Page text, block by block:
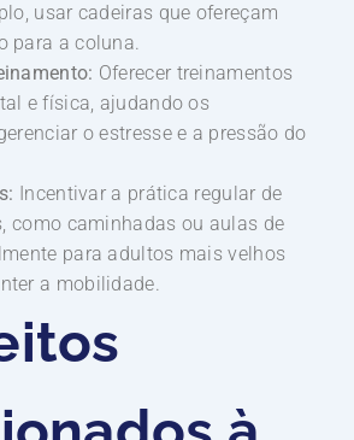
usar cadeiras que ofereçam
para a coluna.
Oferecer treinamentos
e física, ajudando os
o estresse e a pressão do
Incentivar a prática regular de
como caminhadas ou aulas de
para adultos mais velhos
a mobilidade.